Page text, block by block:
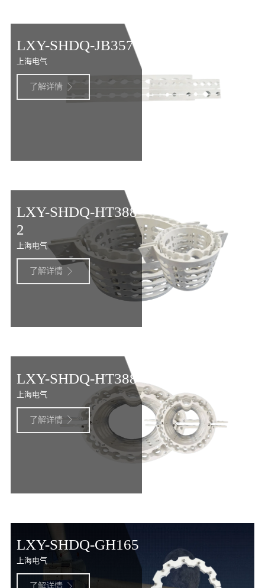
LXY-SHDQ-JB357
上海电气
了解详情 
LXY-SHDQ-HT388-
2
上海电气
了解详情 
LXY-SHDQ-HT388
上海电气
了解详情 
LXY-SHDQ-GH165
上海电气
了解详情